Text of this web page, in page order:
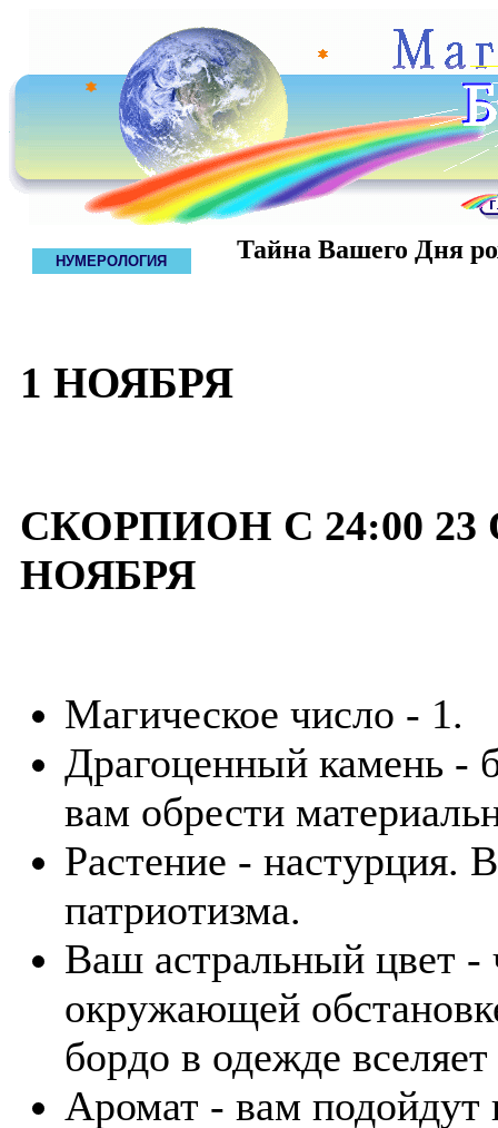
НУМЕРОЛОГИЯ Тайна Вашего Дня
1 НОЯБРЯ
СКОРПИОН С 24:00 23
НОЯБРЯ
Магическое число - 1.
Драгоценный камень -
вам обрести
Растение - настурция.
патриотизма.
Ваш астральный цвет
окружающей
бордо в одежде
Аромат - вам подойдут